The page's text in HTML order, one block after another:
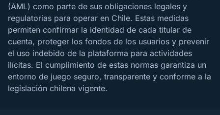
(AML) como parte de sus obligaciones legales y
regulatorias para operar en Chile. Estas medidas
permiten confirmar la identidad de cada titular de
cuenta, proteger los fondos de los usuarios y prevenir
el uso indebido de la plataforma para actividades
ilícitas. El cumplimiento de estas normas garantiza un
entorno de juego seguro, transparente y conforme a la
legislación chilena vigente.